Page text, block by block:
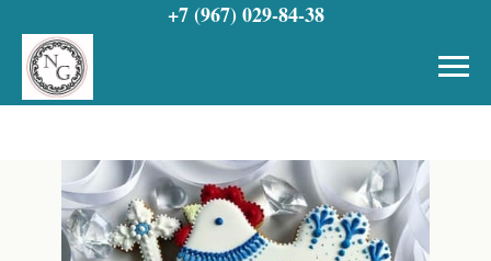
+7 (967) 029-84-38